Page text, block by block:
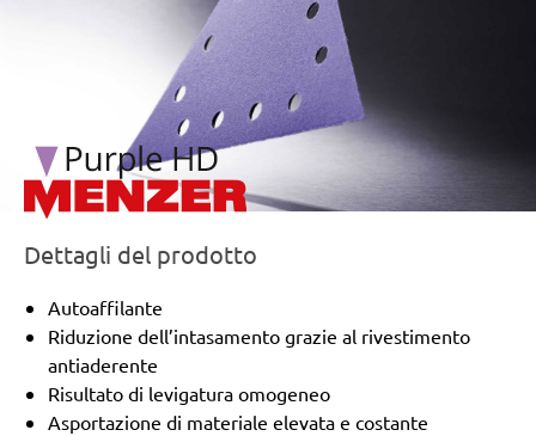
ESS3215V, NS6200, NS6300A
BLR 250, VLR 300
D26420, D26421, DW634, DW636
U 115 E, UK 115 E
Makita:9045B, 9045N, 9046, BO4900V, BO4901
Metabo:SR 358, SR 4351 TurboTec, SRE 359
Einhell:ERU 270, RT-OS 30
Peugeot:TV 4003, TV 4103
Holz-Her: 2241
Black & Decker: KA273
Mac Allister:
Festo / Festool:RS 1-STF, RS 2 E-STF, RS 200, RS 2-
STF
Dettagli del prodotto
Autoaffilante
Riduzione dell’intasamento grazie al rivestimento
antiaderente
Risultato di levigatura omogeneo
Asportazione di materiale elevata e costante